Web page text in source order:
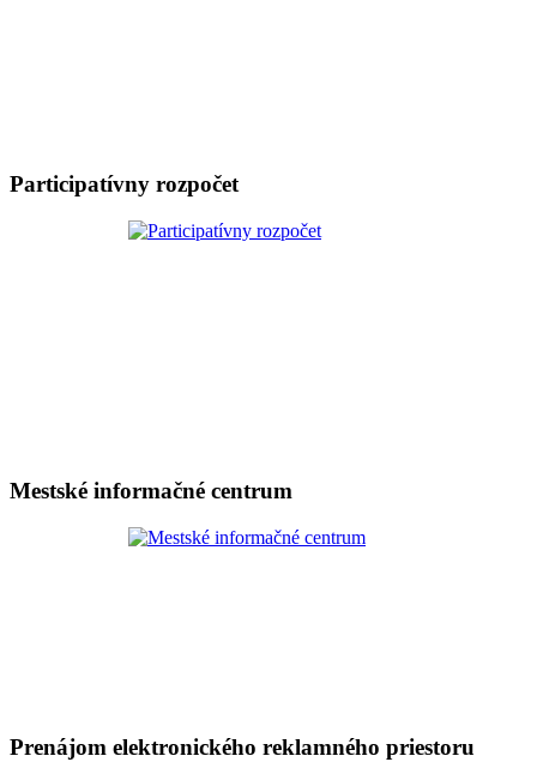
Participatívny rozpočet
Mestské informačné centrum
Prenájom elektronického reklamného priestoru